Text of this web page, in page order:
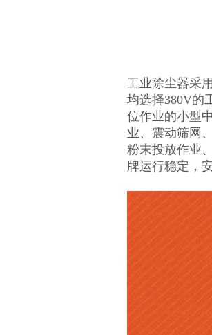
工业除尘器采
均选择380V的
位作业的小型
业、震动筛网
粉末投放作业
牌运行稳定，